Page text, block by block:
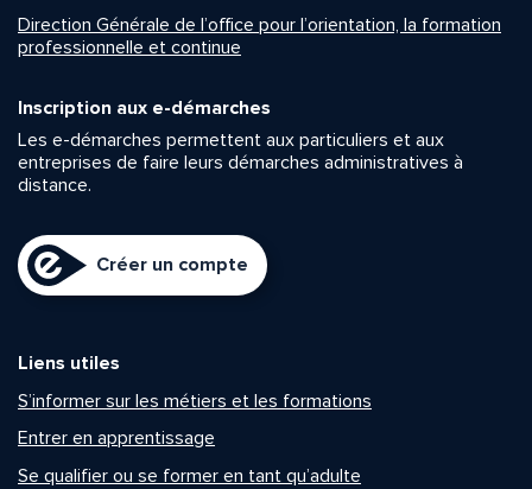
Direction Générale de l’office pour l’orientation, la formation
professionnelle et continue
Inscription aux e-démarches
Les e-démarches permettent aux particuliers et aux
entreprises de faire leurs démarches administratives à
distance.
Créer un compte
Liens utiles
S’informer sur les métiers et les formations
Entrer en apprentissage
Se qualifier ou se former en tant qu’adulte